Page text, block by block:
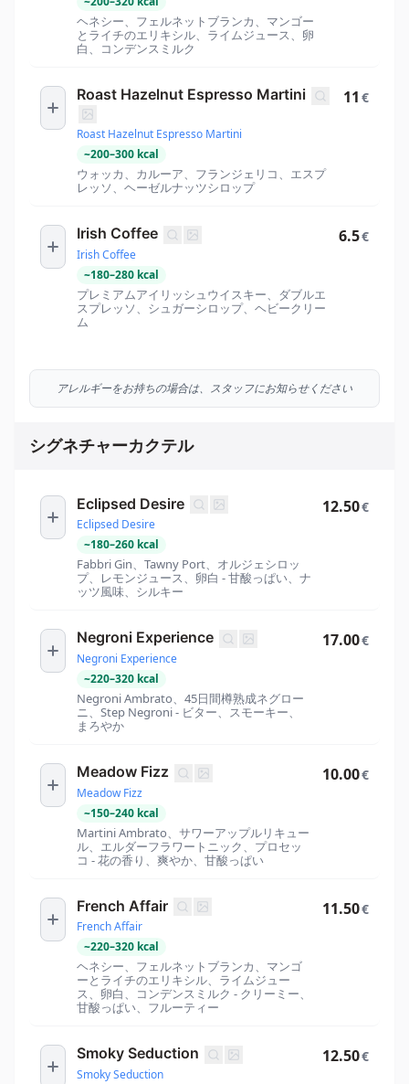
ヘネシー、フェルネットブランカ、マンゴー
とライチのエリキシル、ライムジュース、卵
白、コンデンスミルク
Roast Hazelnut Espresso Martini
Roast Hazelnut Espresso Martini
~200–300 kcal
ウォッカ、カルーア、フランジェリコ、エスプ
レッソ、ヘーゼルナッツシロップ
11 €
Irish Coffee
Irish Coffee
~180–280 kcal
プレミアムアイリッシュウイスキー、ダブルエ
スプレッソ、シュガーシロップ、ヘビークリー
ム
6.5€
アレルギーをお持ちの場合は、スタッフにお知らせください
シグネチャーカクテル
Eclipsed Desire
Eclipsed Desire
~180–260 kcal
Fabbri Gin、Tawny Port、オルジェシロッ
プ、レモンジュース、卵白 - 甘酸っぱい、ナ
ッツ風味、シルキー
12.50€
Negroni Experience
Negroni Experience
~220–320 kcal
Negroni Ambrato、45日間樽熟成ネグロー
ニ、Step Negroni - ビター、スモーキー、
まろやか
17.00€
Meadow Fizz
Meadow Fizz
~150–240 kcal
Martini Ambrato、サワーアップルリキュー
ル、エルダーフラワートニック、プロセッ
コ - 花の香り、爽やか、甘酸っぱい
10.00€
French Affair
French Affair
~220–320 kcal
ヘネシー、フェルネットブランカ、マンゴ
ーとライチのエリキシル、ライムジュー
ス、卵白、コンデンスミルク - クリーミー、
甘酸っぱい、フルーティー
11.50€
Smoky Seduction
Smoky Seduction
12.50€